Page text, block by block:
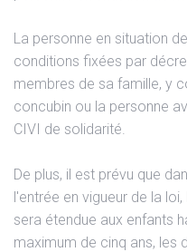
La personne en situation
conditions fixées par
membres de sa famille, y
concubin ou la personne
CIVI de solidarité.
De plus, il est prévu que
l'entrée en vigueur de la
sera étendue aux enfants
maximum de cinq ans, les